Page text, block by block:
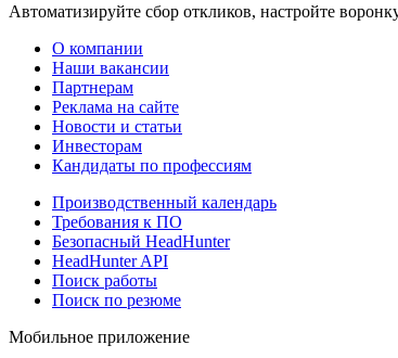
Автоматизируйте сбор откликов, настройте
О компании
Наши вакансии
Партнерам
Реклама на сайте
Новости и статьи
Инвесторам
Кандидаты по профессиям
Производственный календарь
Требования к ПО
Безопасный HeadHunter
HeadHunter API
Поиск работы
Поиск по резюме
Мобильное приложение